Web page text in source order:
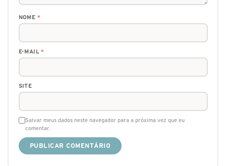
NOME *
E-MAIL*
SITE
Salvar meus dados neste navegador para a próxima vez que eu
comentar.